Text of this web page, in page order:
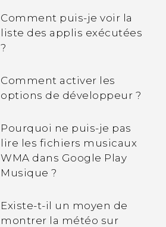
Comment puis-je voir la
liste des applis exécutées
?
Comment activer les
options de développeur ?
Pourquoi ne puis-je pas
lire les fichiers musicaux
WMA dans Google Play
Musique ?
Existe-t-il un moyen de
montrer la météo sur